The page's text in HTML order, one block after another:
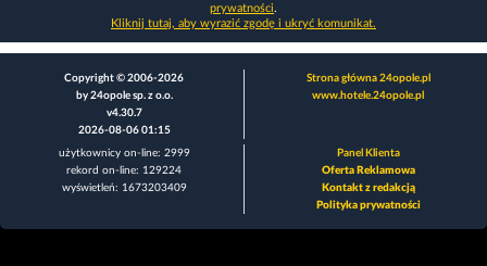
prywatności.
Kliknij tutaj, aby wyrazić zgodę i ukryć komunikat.
Copyright © 2006-2026
by 24opole sp. z o.o.
v4.30.7
2026-08-06 01:15
Strona główna 24opole.pl
www.hotele.24opole.pl
użytkownicy on-line: 2999
rekord on-line: 129224
wyświetleń: 1673203409
Panel Klienta
Oferta Reklamowa
Kontakt z redakcją
Polityka prywatności